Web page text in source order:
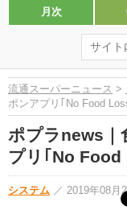
月次
流通スーパーニュース >
ポンアプリ｢No Food
ポプラnews｜
プリ｢No Food
システム ／ 2019年08月